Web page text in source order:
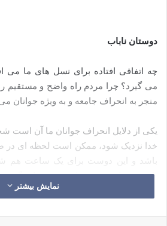
دوستان ناباب
چه اتفاقی افتاده برای نسل های ما می
می گیرد؟ چرا مردم راه واضح و مستقیم
منجر به انحراف جامعه و به ویژه
یکی از دلایل انحراف جوانان ما آن
خدا نزدیک شود، ممکن است لحظه ای
باشد و این دوست برای یک ساعت هم
پایبندی خارج می سازد. می توان گفت
دوستان و هم نشینان بد و فاسد می
جوان به تنهایی منحرف گردد، بی تردید
نمایش بیشتر